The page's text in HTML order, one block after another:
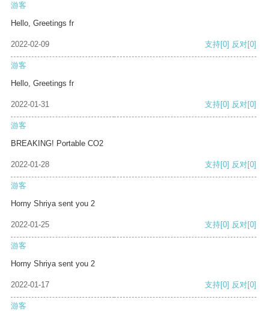
游客
Hello, Greetings fr
2022-02-09 支持[0] 反对[0]
游客
Hello, Greetings fr
2022-01-31 支持[0] 反对[0]
游客
BREAKING! Portable CO2
2022-01-28 支持[0] 反对[0]
游客
Horny Shriya sent you 2
2022-01-25 支持[0] 反对[0]
游客
Horny Shriya sent you 2
2022-01-17 支持[0] 反对[0]
游客